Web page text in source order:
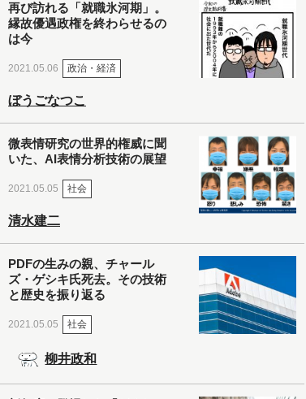
再び訪れる「就職氷河期」。
縁故優遇政権を終わらせるの
は今
2021.05.06 政治・経済
ぼうごなつこ
微表情研究の世界的権威に聞
いた、AI表情分析技術の展望
2021.05.05 社会
清水建二
PDFの生みの親、チャール
ズ・ゲシキ氏死去。その技術
と歴史を振り返る
2021.05.05 社会
柳井政和